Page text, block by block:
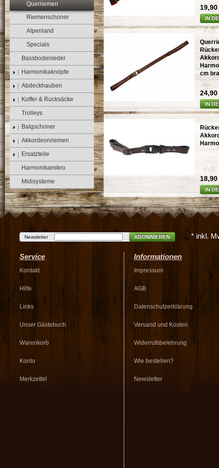
Querriemen
Riemenschoner
Alpenland
Specials
Bassbodenleder
Harmonikaknöpfe
Abdeckhauben
Koffer & Rucksäcke
Trolleys
Balgschoner
Akkordeonriemen
Ersatzteile
Harmonikamikro
Midisysteme
19,90
IN
cm
24,90
IN
18,90
IN
Newsletter ABONNIEREN * inkl.
Service
Kontakt
Hilfe
Links
Unser Gästebuch
Warenkorb
Konto
Merkzettel
Informationen
Impressum
AGB
Datenschutzerklärung
Versand und Kosten
Widerrufsbelehrung
Wie bestellen?
Newsletter